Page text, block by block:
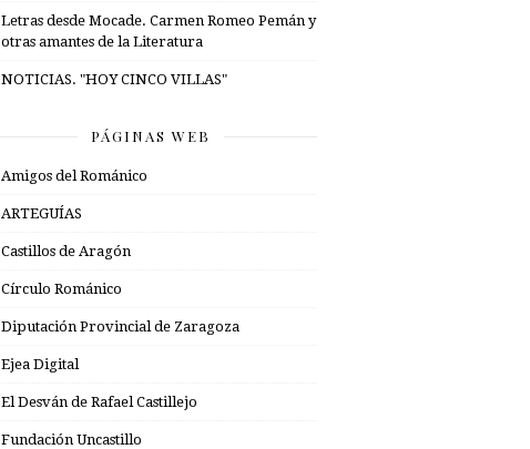
Letras desde Mocade. Carmen Romeo Pemán y
otras amantes de la Literatura
NOTICIAS. "HOY CINCO VILLAS"
PÁGINAS WEB
Amigos del Románico
ARTEGUÍAS
Castillos de Aragón
Círculo Románico
Diputación Provincial de Zaragoza
Ejea Digital
El Desván de Rafael Castillejo
Fundación Uncastillo